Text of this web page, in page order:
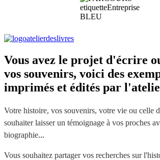
Vous avez le projet d'écrire
vos souvenirs, voici des
imprimés et édités par
Votre histoire, vos souvenirs, votre vie ou celle
souhaiter laisser un témoignage à vos proches
biographie...
Vous souhaitez partager vos recherches sur